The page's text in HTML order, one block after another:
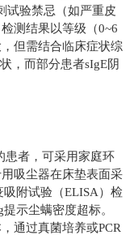
试验禁忌（如严重皮
测结果以等级（0~6
但需结合临床症状综
，而部分患者sIgE阴
患者，可采用家庭环
吸尘器在床垫表面采
吸附试验（ELISA）检
示尘螨密度超标。
通过真菌培养或PCR